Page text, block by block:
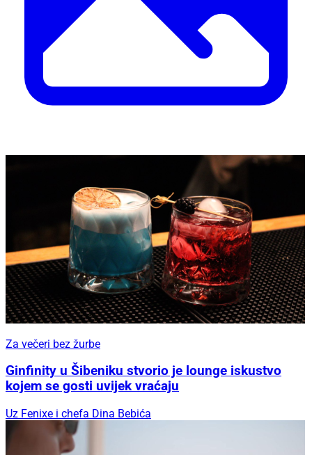
Za večeri bez žurbe
Ginfinity u Šibeniku stvorio je lounge iskustvo
kojem se gosti uvijek vraćaju
Uz Fenixe i chefa Dina Bebića